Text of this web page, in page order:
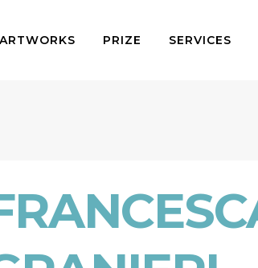
ARTWORKS PRIZE SERVICES